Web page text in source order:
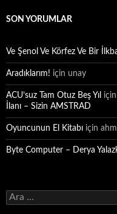
SON YORUMLAR
Ve Şenol Ve Körfez Ve Bir
Aradıklarım! için unay
ACU’suz Tam Otuz Beş Yıl için
İlanı – Sizin AMSTRAD
Oyuncunun El Kitabı için
Byte Computer – Derya
Arama: